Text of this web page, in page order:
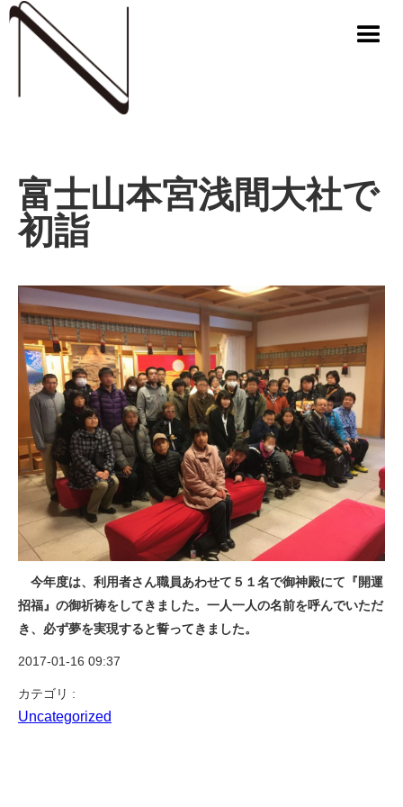
富士山本宮浅間大社で
初詣
今年度は、利用者さん職員あわせて５１名で御神殿にて『開運
招福』の御祈祷をしてきました。一人一人の名前を呼んでいただ
き、必ず夢を実現すると誓ってきました。
2017-01-16 09:37
カテゴリ :
Uncategorized